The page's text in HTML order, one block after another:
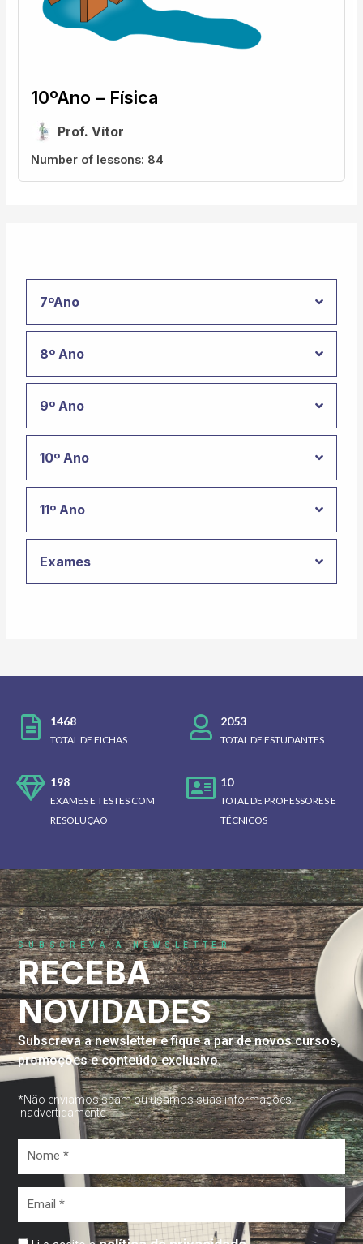
7ºAno
8º Ano
9º Ano
10º Ano
11º Ano
Exames
10ºAno – Física
Prof. Vítor
Number of lessons: 84
1468
TOTAL DE FICHAS
2053
TOTAL DE ESTUDANTES
198
EXAMES E TESTES COM
RESOLUÇÃO
10
TOTAL DE PROFESSORES E
TÉCNICOS
SUBSCREVA A NEWSLETTER
RECEBA
NOVIDADES
Subscreva a newsletter e fique a par de novos cursos,
promoções e conteúdo exclusivo.
*Não enviamos spam ou usamos suas informações
inadvertidamente